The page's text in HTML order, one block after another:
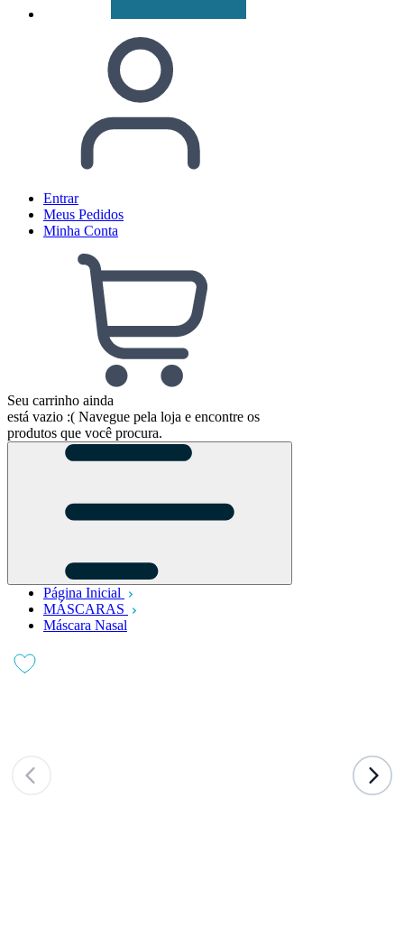
Entrar
Meus Pedidos
Minha Conta
Seu carrinho ainda
está vazio :( Navegue pela loja e encontre os
produtos que você procura.
Página Inicial
MÁSCARAS
Máscara Nasal